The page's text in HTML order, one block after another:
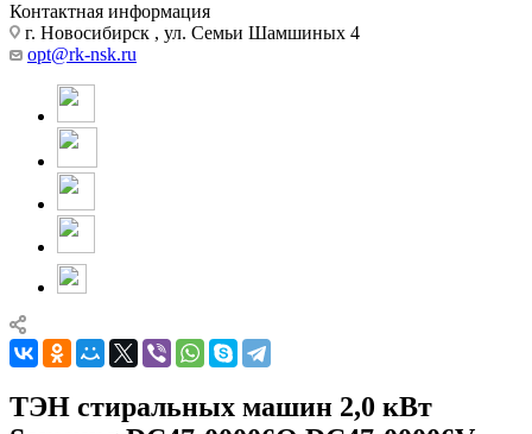
Контактная информация
г. Новосибирск , ул. Семьи Шамшиных 4
opt@rk-nsk.ru
ТЭН стиральных машин 2,0 кВт